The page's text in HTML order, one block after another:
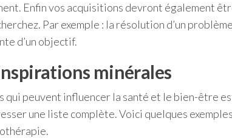
Enfin vos acquisitions devront également
Par exemple : la résolution d’un
d’un objectif.
minérales
qui peuvent influencer la santé et le bien-être
une liste complète. Voici quelques